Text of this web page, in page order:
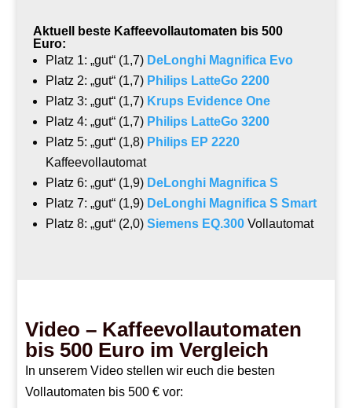
Aktuell beste Kaffeevollautomaten bis 500
Euro:
Platz 1: „gut“ (1,7) DeLonghi Magnifica Evo
Platz 2: „gut“ (1,7) Philips LatteGo 2200
Platz 3: „gut“ (1,7) Krups Evidence One
Platz 4: „gut“ (1,7) Philips LatteGo 3200
Platz 5: „gut“ (1,8) Philips EP 2220
Kaffeevollautomat
Platz 6: „gut“ (1,9) DeLonghi Magnifica S
Platz 7: „gut“ (1,9) DeLonghi Magnifica S Smart
Platz 8: „gut“ (2,0)Siemens EQ.300 Vollautomat
Video – Kaffeevollautomaten
bis 500 Euro im Vergleich
In unserem Video stellen wir euch die besten
Vollautomaten bis 500 € vor: